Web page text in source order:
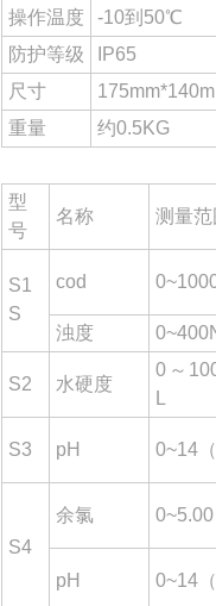
操作温度
-10到50℃
防护等级
IP65
尺寸
重量
约0.5KG
型
号
名称 测量范
S1
S
cod
浊度
S2 水硬度
0～
S3 pH 0~14（
S4
余氯 0~5.00
pH
0~14（